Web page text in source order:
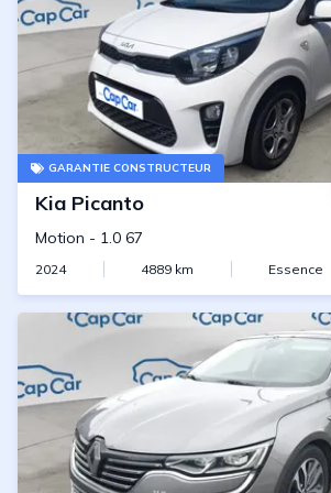
GARANTIE CONSTRUCTEUR
Kia Picanto
Motion - 1.0 67
2024 4889 km Essence